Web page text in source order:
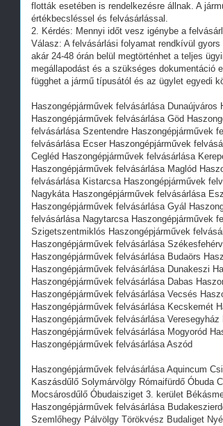
flották esetében is rendelkezésre állnak. A
értékbecsléssel és felvásárlással.
2. Kérdés: Mennyi időt vesz igénybe a
Válasz: A felvásárlási folyamat rendkívül
akár 24-48 órán belül megtörténhet a teljes
megállapodást és a szükséges dokumentáció
függhet a jármű típusától és az ügylet egyedi
Haszongépjárművek felvásárlása
Haszongépjárművek felvásárlása Göd
felvásárlása Szentendre Haszongépjárművek
felvásárlása Ecser Haszongépjárművek
Cegléd Haszongépjárművek felvásárlása
Haszongépjárművek felvásárlása Maglód
felvásárlása Kistarcsa Haszongépjárművek
Nagykáta Haszongépjárművek felvásárlása
Haszongépjárművek felvásárlása Gyál
felvásárlása Nagytarcsa Haszongépjárművek
Szigetszentmiklós Haszongépjárművek
Haszongépjárművek felvásárlása
Haszongépjárművek felvásárlása Budaörs
Haszongépjárművek felvásárlása Dunakeszi
Haszongépjárművek felvásárlása Dabas
Haszongépjárművek felvásárlása Vecsés
Haszongépjárművek felvásárlása Kecskemét
Haszongépjárművek felvásárlása
Haszongépjárművek felvásárlása Mogyoród
Haszongépjárművek felvásárlása Aszód
Haszongépjárművek felvásárlása Aquincum
Kaszásdűlő Solymárvölgy Rómaifürdő Óbuda
Mocsárosdűlő Óbudaisziget 3. kerület
Haszongépjárművek felvásárlása
Szemlőhegy Pálvölgy Törökvész Budaliget